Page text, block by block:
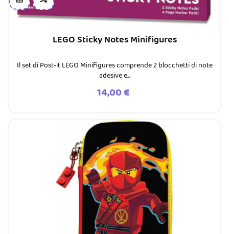
LEGO Sticky Notes Minifigures
Il set di Post-it LEGO Minifigures comprende 2 blocchetti di note
adesive e...
Prezzo
14,00 €